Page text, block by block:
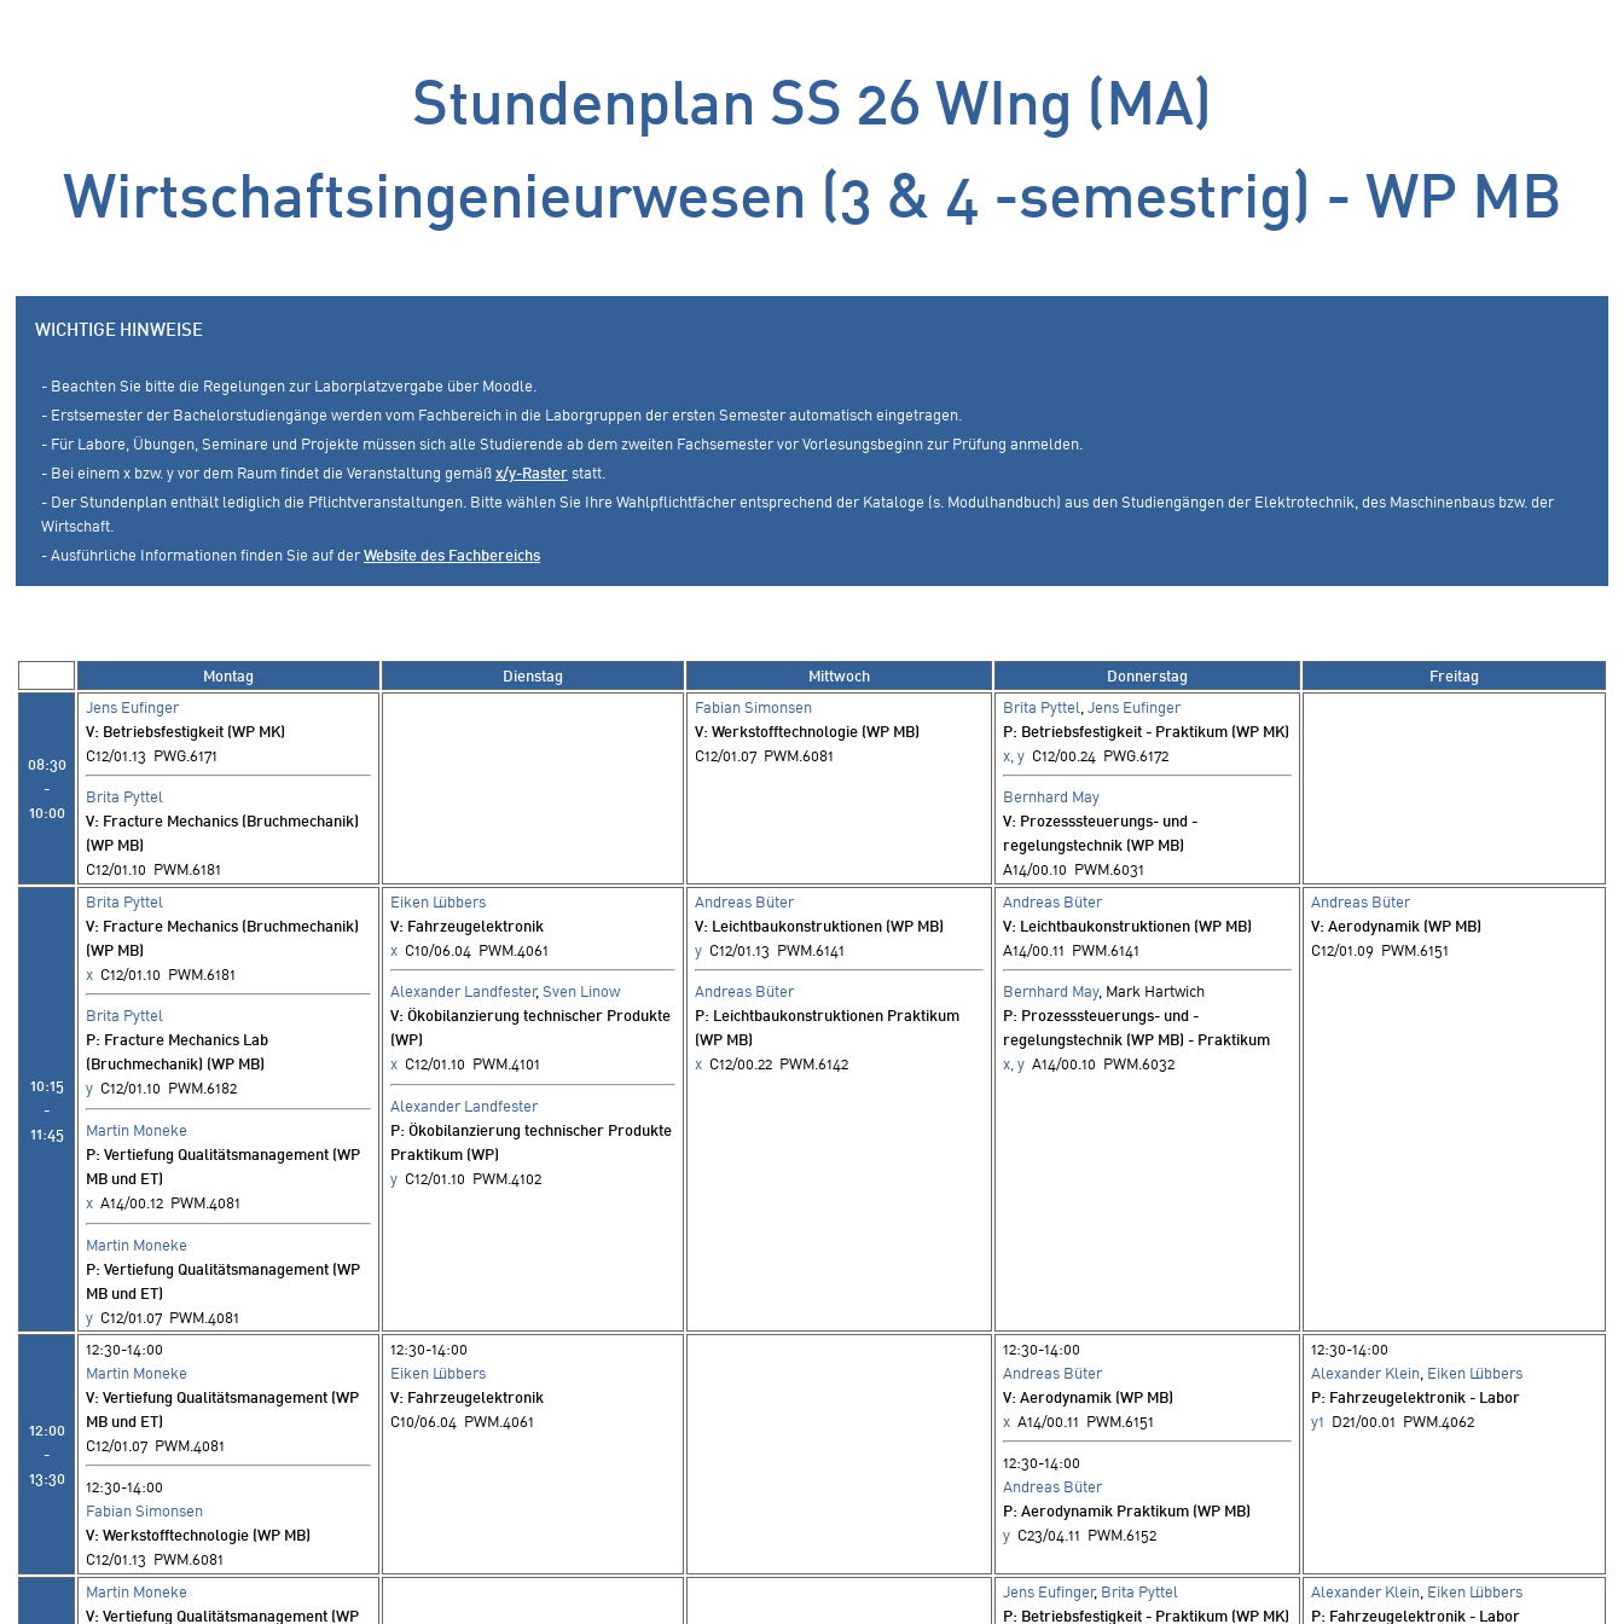
Stundenplan SS 26 WIng (MA)
Wirtschaftsingenieurwesen (3 & 4 -semestrig) - WP MB
WICHTIGE HINWEISE
- Beachten Sie bitte die Regelungen zur Laborplatzvergabe über Moodle.
- Erstsemester der Bachelorstudiengänge werden vom Fachbereich in die Laborgruppen der ersten Semester automatisch eingetragen.
- Für Labore, Übungen, Seminare und Projekte müssen sich alle Studierende ab dem zweiten Fachsemester vor Vorlesungsbeginn zur Prüfung anmelden.
- Bei einem x bzw. y vor dem Raum findet die Veranstaltung gemäßx/y-Rasterstatt.
- Der Stundenplan enthält lediglich die Pflichtveranstaltungen. Bitte wählen Sie Ihre Wahlpflichtfächer entsprechend der Kataloge (s. Modulhandbuch) aus den Studiengängen der Elektrotechnik, des Maschinenbaus bzw. der
Wirtschaft.
- Ausführliche Informationen finden Sie auf derWebsite des Fachbereichs
Montag Dienstag Mittwoch Donnerstag Freitag
08:30
-
10:00
Jens Eufinger
V: Betriebsfestigkeit (WP MK)
C12/01.13 PWG.6171
Brita Pyttel
V: Fracture Mechanics (Bruchmechanik)
(WP MB)
C12/01.10 PWM.6181
Fabian Simonsen
V: Werkstofftechnologie (WP MB)
C12/01.07 PWM.6081
Brita Pyttel ,Jens Eufinger
P: Betriebsfestigkeit - Praktikum (WP MK)
x, y C12/00.24 PWG.6172
Bernhard May
V: Prozesssteuerungs- und -
regelungstechnik (WP MB)
A14/00.10 PWM.6031
10:15
-
11:45
Brita Pyttel
V: Fracture Mechanics (Bruchmechanik)
(WP MB)
x C12/01.10 PWM.6181
Brita Pyttel
P: Fracture Mechanics Lab
(Bruchmechanik) (WP MB)
y C12/01.10 PWM.6182
Martin Moneke
P: Vertiefung Qualitätsmanagement (WP
MB und ET)
x A14/00.12 PWM.4081
Martin Moneke
P: Vertiefung Qualitätsmanagement (WP
MB und ET)
y C12/01.07 PWM.4081
Eiken Lübbers
V: Fahrzeugelektronik
x C10/06.04 PWM.4061
Alexander Landfester,Sven Linow
V: Ökobilanzierung technischer Produkte
(WP)
x C12/01.10 PWM.4101
Alexander Landfester
P: Ökobilanzierung technischer Produkte
Praktikum (WP)
y C12/01.10 PWM.4102
Andreas Büter
V: Leichtbaukonstruktionen (WP MB)
y C12/01.13 PWM.6141
Andreas Büter
P: Leichtbaukonstruktionen Praktikum
(WP MB)
x C12/00.22 PWM.6142
Andreas Büter
V: Leichtbaukonstruktionen (WP MB)
A14/00.11 PWM.6141
Bernhard May, Mark Hartwich
P: Prozesssteuerungs- und -
regelungstechnik (WP MB) - Praktikum
x, y A14/00.10 PWM.6032
Andreas Büter
V: Aerodynamik (WP MB)
C12/01.09 PWM.6151
12:00
-
13:30
12:30-14:00
Martin Moneke
V: Vertiefung Qualitätsmanagement (WP
MB und ET)
C12/01.07 PWM.4081
12:30-14:00
Fabian Simonsen
V: Werkstofftechnologie (WP MB)
C12/01.13 PWM.6081
12:30-14:00
Eiken Lübbers
V: Fahrzeugelektronik
C10/06.04 PWM.4061
12:30-14:00
Andreas Büter
V: Aerodynamik (WP MB)
x A14/00.11 PWM.6151
12:30-14:00
Andreas Büter
P: Aerodynamik Praktikum (WP MB)
y C23/04.11 PWM.6152
12:30-14:00
Alexander Klein Eiken Lübbers
P: Fahrzeugelektronik - Labor
y1 D21/00.01 PWM.4062
Martin Moneke
V: Vertiefung Qualitätsmanagement (WP
Jens Eufinger, Brita Pyttel
P: Betriebsfestigkeit - Praktikum (WP MK)
Alexander Klein Eiken Lübbers
P: Fahrzeugelektronik - Labor